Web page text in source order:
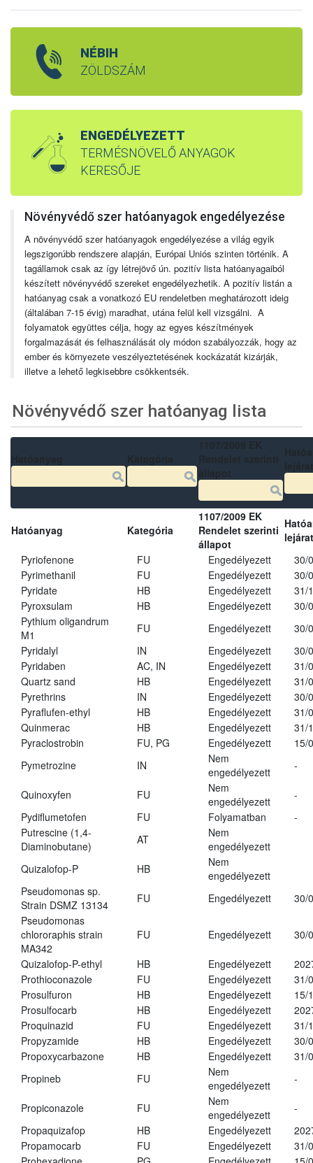
NÉBIH
ZÖLDSZÁM
ENGEDÉLYEZETT
TERMÉSNÖVELŐ ANYAGOK
KERESŐJE
Növényvédő szer hatóanyagok engedélyezése
A növényvédő szer hatóanyagok engedélyezése a világ egyik
legszigorúbb rendszere alapján, Európai Uniós szinten történik. A
tagállamok csak az így létrejövő ún. pozitív lista hatóanyagaiból
készített növényvédő szereket engedélyezhetik. A pozitív listán a
hatóanyag csak a vonatkozó EU rendeletben meghatározott ideig
(általában 7-15 évig) maradhat, utána felül kell vizsgálni. A
folyamatok együttes célja, hogy az egyes készítmények
forgalmazását és felhasználását oly módon szabályozzák, hogy az
ember és környezete veszélyeztetésének kockázatát kizárják,
illetve a lehető legkisebbre csökkentsék.
Növényvédő szer hatóanyag lista
Hatóanyag Kategória
1107/2009 EK
Rendelet szerinti
állapot
Pyriofenone
FU Engedélyezett
30/
Pyrimethanil
FU Engedélyezett
30/
Pyridate
HB Engedélyezett
31/
Pyroxsulam
HB Engedélyezett
30/
Pythium oligandrum
M1
FU Engedélyezett
30/
Pyridalyl
IN Engedélyezett
30/
Pyridaben
AC, IN Engedélyezett
31/
Quartz sand
HB Engedélyezett
31/
Pyrethrins
IN Engedélyezett
30/
Pyraflufen-ethyl
HB Engedélyezett
31/
Quinmerac
HB Engedélyezett
31/
Pyraclostrobin
FU, PG Engedélyezett
15/
Pymetrozine
IN
Nem
engedélyezett
-
Quinoxyfen FU
Nem
engedélyezett
-
Pydiflumetofen
FU Folyamatban
-
Putrescine (1,4-
Diaminobutane)
AT
Nem
engedélyezett
Quizalofop-P
HB
Nem
engedélyezett
Pseudomonas sp.
Strain DSMZ 13134
FU Engedélyezett
30/
Pseudomonas
chlororaphis strain
MA342
FU Engedélyezett 30/
Quizalofop-P-ethyl HB Engedélyezett
Prothioconazole
FU Engedélyezett
31/
Prosulfuron
HB Engedélyezett
15/
Prosulfocarb
HB Engedélyezett
Proquinazid
FU Engedélyezett
31/
Propyzamide
HB Engedélyezett
30/
Propoxycarbazone
HB Engedélyezett
31/
Propineb
FU
Nem
engedélyezett
-
Propiconazole FU
Nem
engedélyezett
-
Propaquizafop
HB Engedélyezett
Propamocarb
FU Engedélyezett
31/